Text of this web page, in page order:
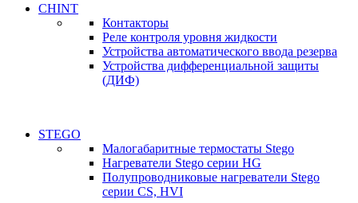
CHINT
Контакторы
Реле контроля уровня жидкости
Устройства автоматического ввода резерва
Устройства дифференциальной защиты
(ДИФ)
STEGO
Малогабаритные термостаты Stego
Нагреватели Stego серии HG
Полупроводниковые нагреватели Stego
серии CS, HVI